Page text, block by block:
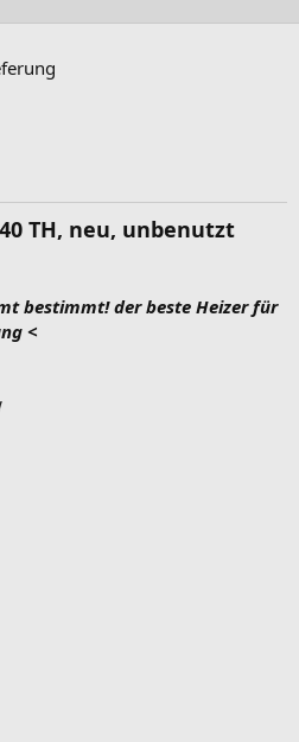
TH, neu, unbenutzt
bestimmt! der beste Heizer für
<